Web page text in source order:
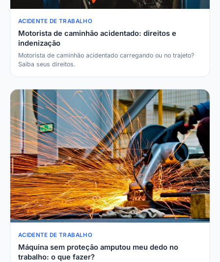
ACIDENTE DE TRABALHO
Motorista de caminhão acidentado: direitos e
indenização
Motorista de caminhão acidentado carregando ou no trajeto?
Saiba seus direitos.
ACIDENTE DE TRABALHO
Máquina sem proteção amputou meu dedo no
trabalho: o que fazer?